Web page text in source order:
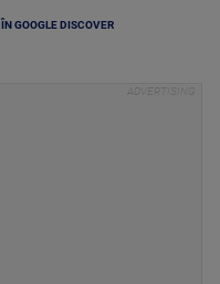
GOOGLE DISCOVER